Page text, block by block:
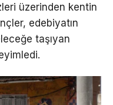
üzerinden kentin
edebiyatın
taşıyan